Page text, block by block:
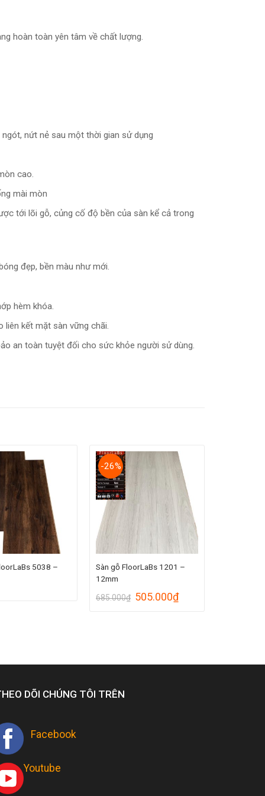
hoàn toàn yên tâm về chất lượng.
nứt nẻ sau một thời gian sử dụng
cao.
mài mòn
tới lõi gỗ, củng cố độ bền của sàn kể cả trong
đẹp, bền màu như mới.
hèm khóa.
liên kết mặt sàn vững chãi.
an toàn tuyệt đối cho sức khỏe người sử dùng.
5038 –
-26%
Sàn gỗ FloorLaBs 1201 –
12mm
685.000₫ 505.000₫
DÕI CHÚNG TÔI TRÊN
Facebook
Youtube